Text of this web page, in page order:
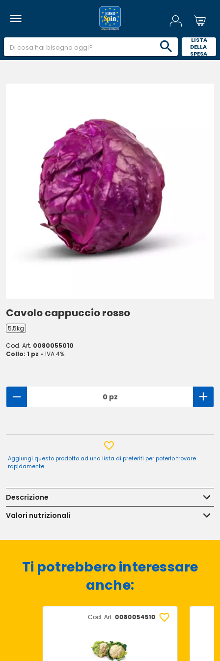
LISTA
DELLA
SPESA
Cavolo cappuccio rosso
5,5kg
Cod. Art. 0080055010
Collo: 1 pz - IVA 4%
0 pz
Aggiungi questo prodotto ad una lista di preferiti per poterlo trovare
rapidamente
Descrizione
Valori nutrizionali
Ti potrebbero interessare
anche:
Cod. Art. 0080054510